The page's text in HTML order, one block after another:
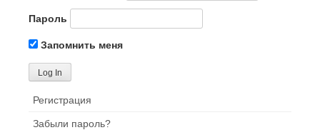
Пароль
Запомнить меня
Регистрация
Забыли пароль?